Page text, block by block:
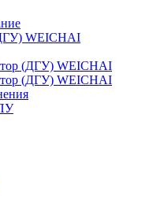
WEICHAI
(ДГУ) WEICHAI
(ДГУ) WEICHAI